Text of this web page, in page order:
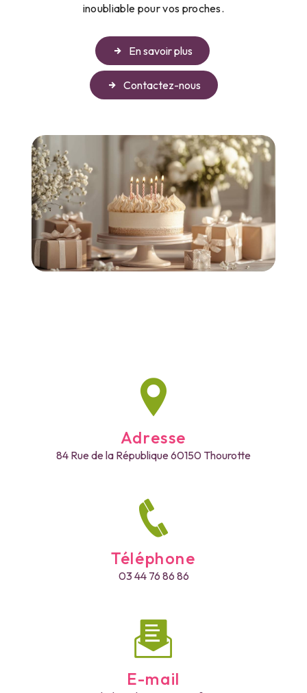
inoubliable pour vos proches.
En savoir plus
Contactez-nous
Adresse
84 Rue de la République60150 Thourotte
Téléphone
03 44 76 86 86
E-mail